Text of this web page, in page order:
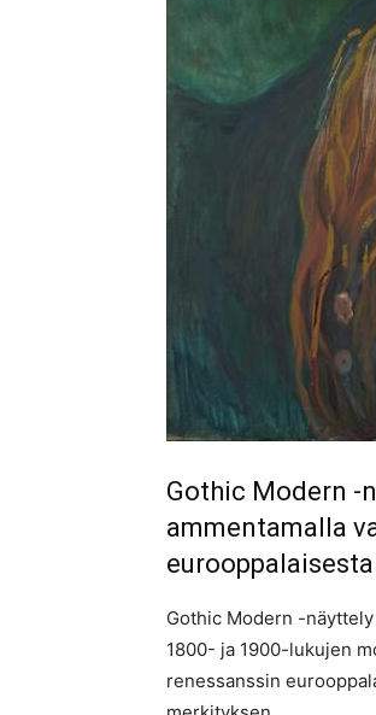
Gothic Modern -
ammentamalla
Gothic Modern -
1800- ja 1900-lukujen
renessanssin